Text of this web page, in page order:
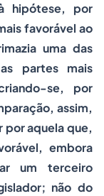
hipótese, por
favorável ao
uma das
partes mais
se, por
assim,
por aquela que,
embora
um terceiro
não do